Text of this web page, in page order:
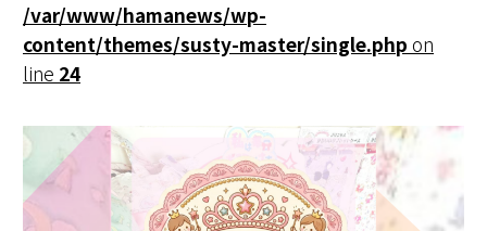
/var/www/hamanews/wp-
content/themes/susty-master/single.php on
line 24